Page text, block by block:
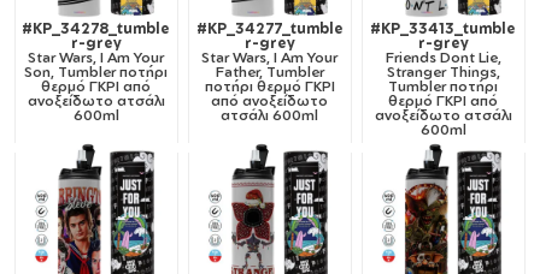
#KP_34278_tumble
r-grey
Star Wars, I Am Your
Son, Tumbler ποτήρι
θερμό ΓΚΡΙ από
ανοξείδωτο ατσάλι
600ml
#KP_34277_tumble
r-grey
Star Wars, I Am Your
Father, Tumbler
ποτήρι θερμό ΓΚΡΙ
από ανοξείδωτο
ατσάλι 600ml
#KP_33413_tumble
r-grey
Friends Dont Lie,
Stranger Things,
Tumbler ποτήρι
θερμό ΓΚΡΙ από
ανοξείδωτο ατσάλι
600ml